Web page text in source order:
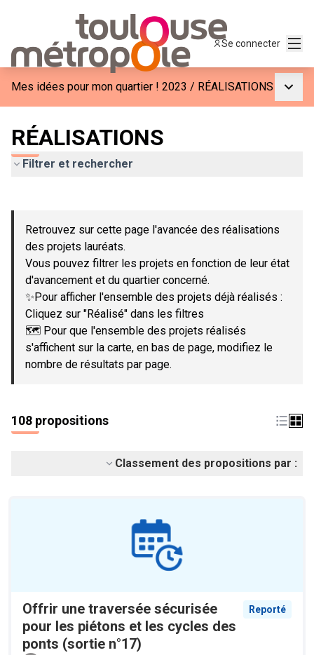
Se connecter
Mes idées pour mon quartier ! 2023 / RÉALISATIONS
RÉALISATIONS
Filtrer et rechercher
−
Retrouvez sur cette page l'avancée des réalisations
des projets lauréats.
Vous pouvez filtrer les projets en fonction de leur état
d'avancement et du quartier concerné.
✨Pour afficher l'ensemble des projets déjà réalisés :
Cliquez sur "Réalisé" dans les filtres
🗺️ Pour que l'ensemble des projets réalisés
s'affichent sur la carte, en bas de page, modifiez le
nombre de résultats par page.
108 propositions
Classement des propositions par :
Offrir une traversée sécurisée
pour les piétons et les cycles des
ponts (sortie n°17)
Reporté